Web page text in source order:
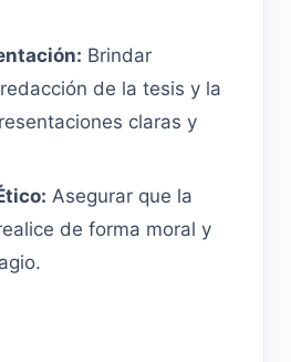
Brindar
de la tesis y la
claras y
Asegurar que la
de forma moral y